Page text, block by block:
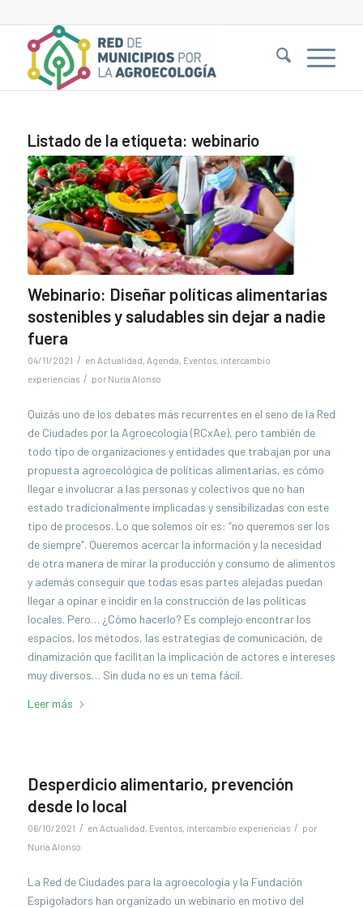
Listado de la etiqueta: webinario
Webinario: Diseñar políticas alimentarias
sostenibles y saludables sin dejar a nadie
fuera
04/11/2021 / en Actualidad, Agenda, Eventos, intercambio
experiencias / por Nuria Alonso
Quizás uno de los debates más recurrentes en el seno de la Red
de Ciudades por la Agroecología (RCxAe), pero también de
todo tipo de organizaciones y entidades que trabajan por una
propuesta agroecológica de políticas alimentarias, es cómo
llegar e involucrar a las personas y colectivos que no han
estado tradicionalmente implicadas y sensibilizadas con este
tipo de procesos. Lo que solemos oír es: “no queremos ser los
de siempre”. Queremos acercar la información y la necesidad
de otra manera de mirar la producción y consumo de alimentos
y además conseguir que todas esas partes alejadas puedan
llegar a opinar e incidir en la construcción de las políticas
locales. Pero… ¿Cómo hacerlo? Es complejo encontrar los
espacios, los métodos, las estrategias de comunicación, de
dinamización que facilitan la implicación de actores e intereses
muy diversos… Sin duda no es un tema fácil.
Leer más
Desperdicio alimentario, prevención
desde lo local
06/10/2021 / en Actualidad, Eventos, intercambio experiencias / por
Nuria Alonso
La Red de Ciudades para la agroecología y la Fundación
Espigoladors han organizado un webinario en motivo del